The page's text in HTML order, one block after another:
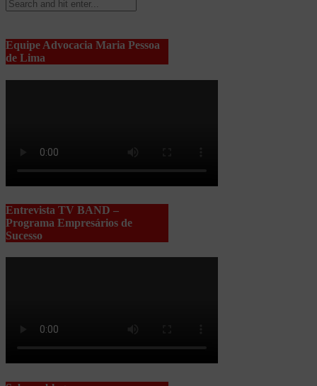
Equipe Advocacia Maria Pessoa
de Lima
Entrevista TV BAND –
Programa Empresários de
Sucesso